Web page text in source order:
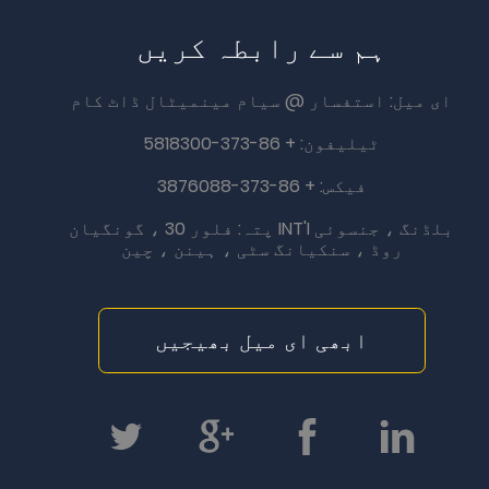
ہم سے رابطہ کریں
ای میل: استفسار @ سیام مینمیٹال ڈاٹ کام
ٹیلیفون: + 86-373-5818300
فیکس: + 86-373-3876088
پتہ:
فلور 30 ، گونگیان INT'I بلڈنگ ، جنسوئی
روڈ ، سنکیانگ سٹی ، ہینن ، چین
ابھی ای میل بھیجیں